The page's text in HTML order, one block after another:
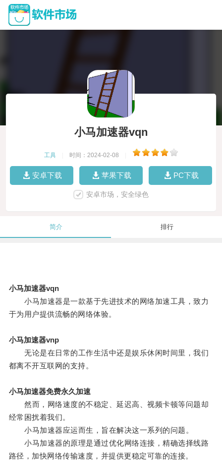
小马加速器vqn
工具 时间：2024-02-08
安卓下载 苹果下载 PC下载
安卓市场，安全绿色
简介 排行
小马加速器vqn
小马加速器是一款基于先进技术的网络加速工具，致力
于为用户提供流畅的网络体验。
小马加速器vnp
无论是在日常的工作生活中还是娱乐休闲时间里，我们
都离不开互联网的支持。
小马加速器免费永久加速
然而，网络速度的不稳定、延迟高、视频卡顿等问题却
经常困扰着我们。
小马加速器应运而生，旨在解决这一系列的问题。
小马加速器的原理是通过优化网络连接，精确选择线路
路径，加快网络传输速度，并提供更稳定可靠的连接。